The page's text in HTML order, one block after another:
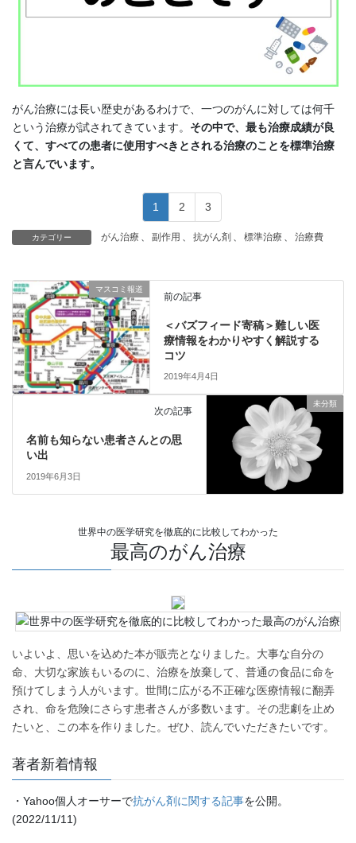
がん治療には長い歴史があるわけで、一つのがんに対しては何千
という治療が試されてきています。 その中で、最も治療成績が良
くて、すべての患者に使用すべきとされる治療のことを標準治療
と言んでいます。
1 2 3
カテゴリー がん治療 副作用 抗がん剤 標準治療 治療費
マスコミ報道
前の記事
＜バズフィード寄稿＞難しい医
療情報をわかりやすく解説する
コツ
2019年4月4日
未分類
次の記事
名前も知らない患者さんとの思
い出
2019年6月3日
世界中の医学研究を徹底的に比較してわかった
最高のがん治療
いよいよ、思いを込めた本が販売となりました。大事な自分の
命、大切な家族もいるのに、治療を放棄して、普通の食品に命を
預けてしまう人がいます。世間に広がる不正確な医療情報に翻弄
され、命を危険にさらす患者さんが多数います。その悲劇を止め
たいと、この本を作りました。ぜひ、読んでいただきたいです。
著者新着情報
・Yahoo個人オーサーで抗がん剤に関する記事を公開。
(2022/11/11)